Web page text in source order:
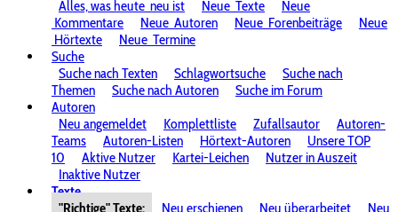
Alles, was heute neu ist Neue Texte
Neue
Kommentare
Neue Autoren Neue Forenbeiträge
Neue
Hörtexte
Neue Termine
Suche
Suche nach Texten
Schlagwortsuche
Suche nach
Themen
Suche nach Autoren
Suche im Forum
Autoren
Neu angemeldet
Komplettliste Zufallsautor
Autoren-
Teams
Autoren-Listen Hörtext-Autoren
Unsere TOP
10
Aktive Nutzer Kartei-Leichen
Nutzer in Auszeit
Inaktive Nutzer
Texte
"Richtige" Texte:
Neu erschienen Neu überarbeitet
Neu